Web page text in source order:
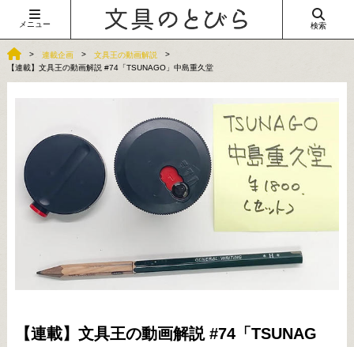
メニュー 検索
連載企画
文具王の動画解説
【連載】文具王の動画解説 #74「TSUNAGO」中島重久堂
【連載】文具王の動画解説 #74「TSUNAG